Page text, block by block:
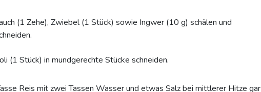
(1 Zehe), Zwiebel (1 Stück) sowie Ingwer (10 g) schälen und
(1 Stück) in mundgerechte Stücke schneiden.
Reis mit zwei Tassen Wasser und etwas Salz bei mittlerer Hitze gar